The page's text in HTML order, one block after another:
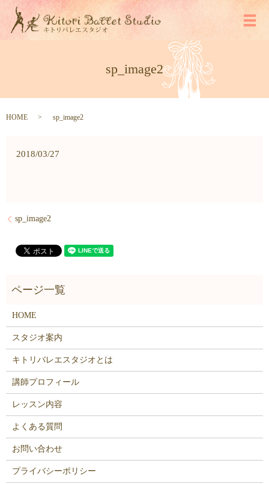
メ
sp_image2
HOME sp_image2
2018/03/27
sp_image2
HOME
スタジオ案内
キトリバレエスタジオとは
講師プロフィール
レッスン内容
よくある質問
お問い合わせ
プライバシーポリシー